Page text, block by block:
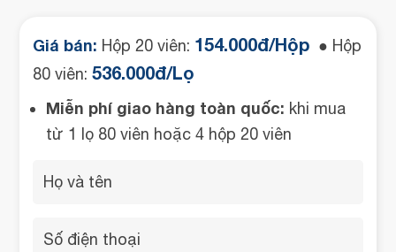
Giá bán: Hộp 20 viên: 154.000đ/Hộp ● Hộp
80 viên:536.000đ/Lọ
Miễn phí giao hàng toàn quốc: khi mua
từ 1 lọ 80 viên hoặc 4 hộp 20 viên